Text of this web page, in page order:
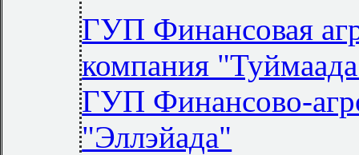
ГУП Финансовая
компания
ГУП Финансово-
"Эллэйада"